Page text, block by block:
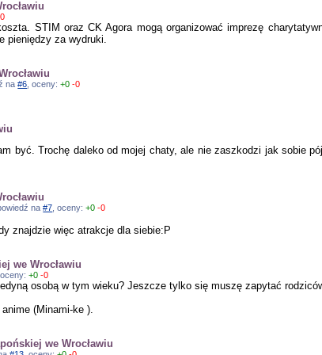
STIM oraz CK Agora mogą organizować imprezę
pieniędzy za wydruki.
na#6 , oceny:+0 -0
być. Trochę daleko od mojej chaty, ale nie zaszkodzi jak sobie
na#7 , oceny:+0 -0
znajdzie więc atrakcje dla siebie:P
we Wrocławiu
, oceny:+0 -0
osobą w tym wieku? Jeszcze tylko się muszę zapytać
(Minami-ke ).
we Wrocławiu